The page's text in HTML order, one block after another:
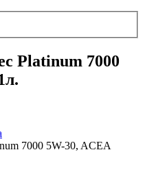
Platinum 7000
7000 5W-30, ACEA